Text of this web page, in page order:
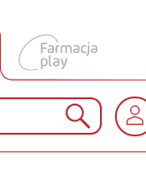
Produkty Polpharmy
KONKURSY